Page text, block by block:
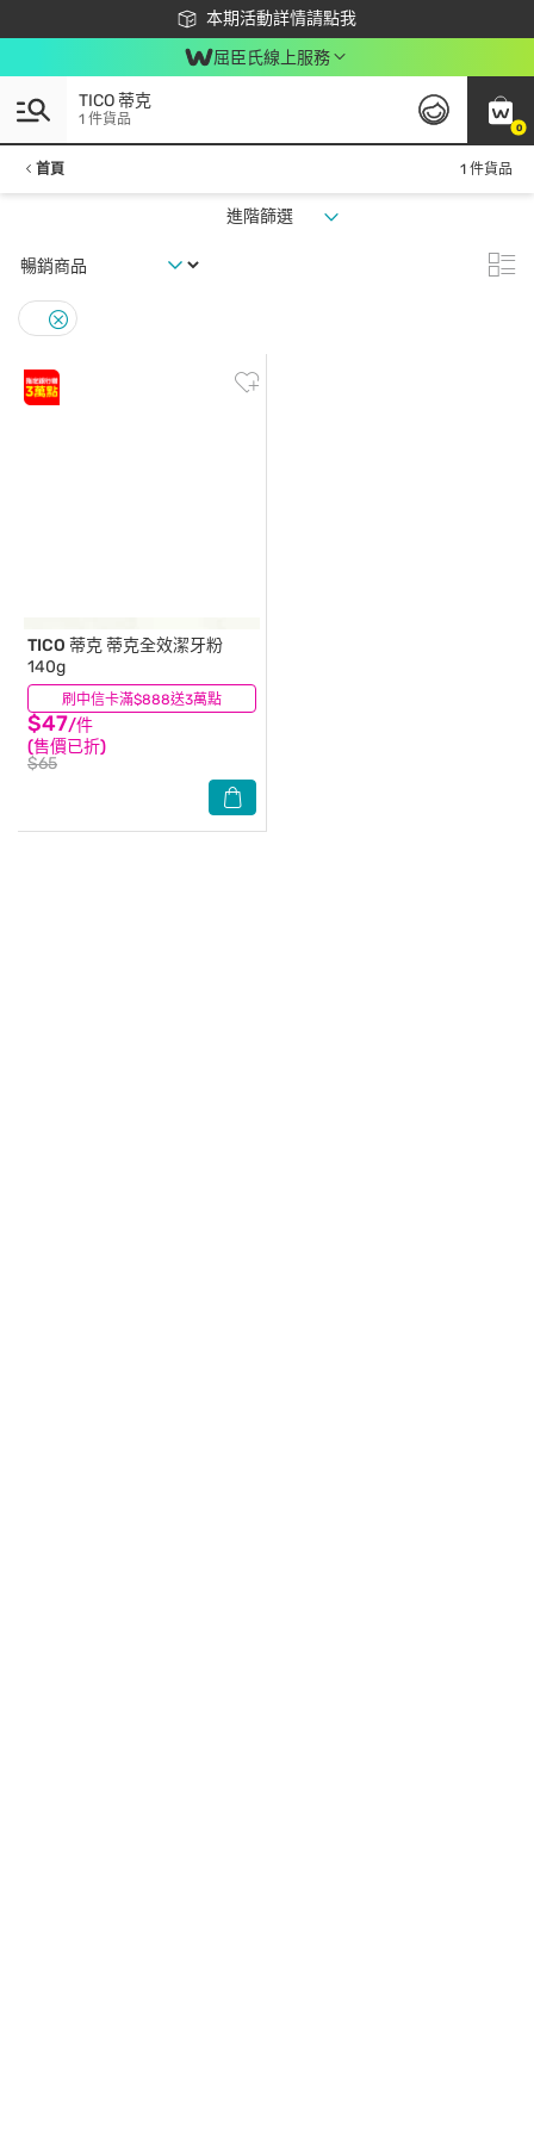
本期活動詳情請點我
下載app最高回饋$350
屈臣氏線上服務
0
TICO 蒂克
1 件貨品
首頁 1 件貨品
進階篩選
刷中信卡滿$888送3萬點
TICO 蒂克蒂克全效潔牙粉
140g
$47/件
(售價已折)
$65
(1)